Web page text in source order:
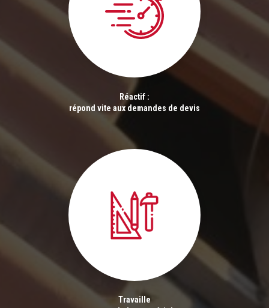
Réactif :
répond vite aux demandes de devis
Travaille